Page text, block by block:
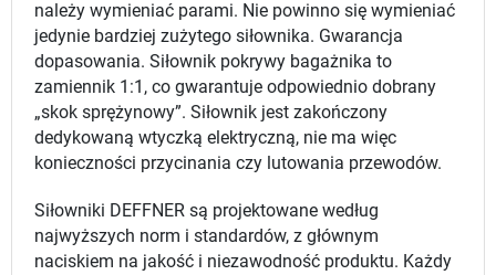
należy wymieniać parami. Nie powinno się wymieniać
jedynie bardziej zużytego siłownika. Gwarancja
dopasowania. Siłownik pokrywy bagażnika to
zamiennik 1:1, co gwarantuje odpowiednio dobrany
„skok sprężynowy”. Siłownik jest zakończony
dedykowaną wtyczką elektryczną, nie ma więc
konieczności przycinania czy lutowania przewodów.
Siłowniki DEFFNER są projektowane według
najwyższych norm i standardów, z głównym
naciskiem na jakość i niezawodność produktu. Każdy